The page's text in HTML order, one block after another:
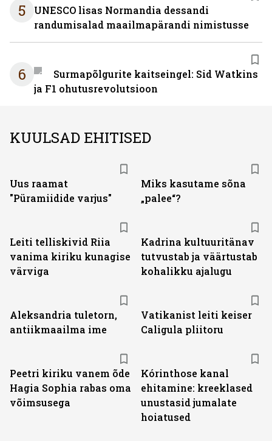
5
UNESCO lisas Normandia dessandi
randumisalad maailmapärandi nimistusse
6
Surmapõlgurite kaitseingel: Sid Watkins
ja F1 ohutusrevolutsioon
KUULSAD EHITISED
Uus raamat
"Püramiidide varjus"
Miks kasutame sõna
„palee“?
Leiti telliskivid Riia
vanima kiriku kunagise
värviga
Kadrina kultuuritänav
tutvustab ja väärtustab
kohalikku ajalugu
Aleksandria tuletorn,
antiikmaailma ime
Vatikanist leiti keiser
Caligula pliitoru
Peetri kiriku vanem õde
Hagia Sophia rabas oma
võimsusega
Kórinthose kanal
ehitamine: kreeklased
unustasid jumalate
hoiatused